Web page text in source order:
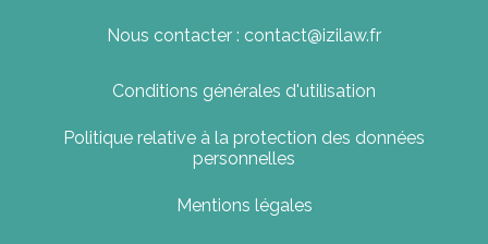
Nous contacter : contact@izilaw.fr
Conditions générales d'utilisation
Politique relative à la protection des données
personnelles
Mentions légales